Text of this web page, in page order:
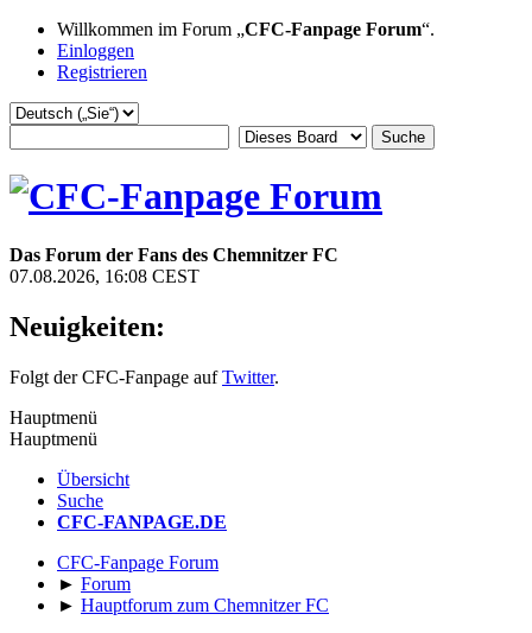
Willkommen im Forum „CFC-Fanpage Forum“.
Einloggen
Registrieren
Das Forum der Fans des Chemnitzer FC
07.08.2026, 16:08 CEST
Neuigkeiten:
Folgt der CFC-Fanpage aufTwitter.
Hauptmenü
Hauptmenü
Übersicht
Suche
CFC-FANPAGE.DE
CFC-Fanpage Forum
► Forum
► Hauptforum zum Chemnitzer FC